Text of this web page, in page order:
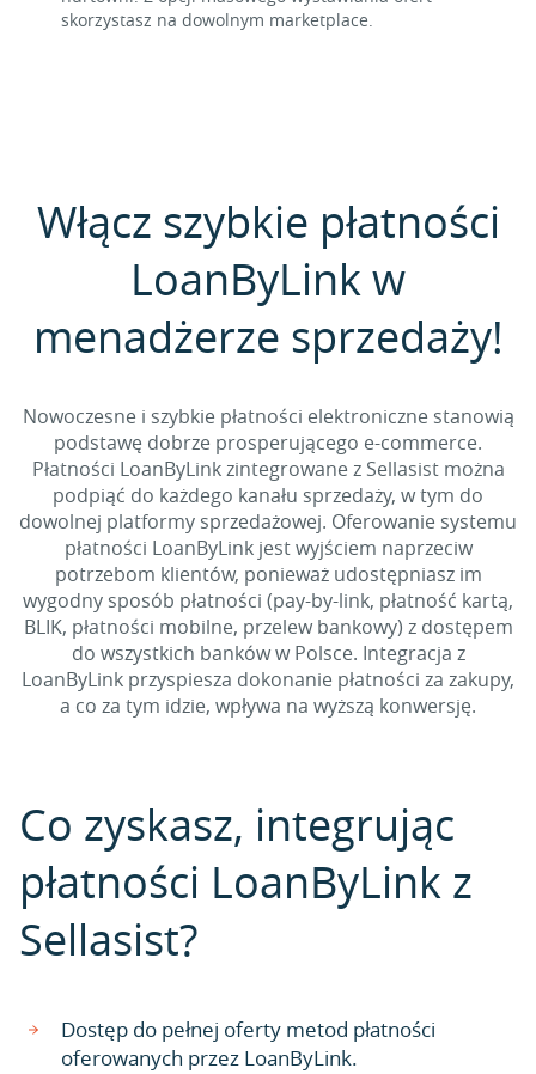
skorzystasz na dowolnym marketplace.
Włącz szybkie płatności
LoanByLink w
menadżerze sprzedaży!
Nowoczesne i szybkie płatności elektroniczne stanowią
podstawę dobrze prosperującego e-commerce.
Płatności LoanByLink zintegrowane z Sellasist można
podpiąć do każdego kanału sprzedaży, w tym do
dowolnej platformy sprzedażowej. Oferowanie systemu
płatności LoanByLink jest wyjściem naprzeciw
potrzebom klientów, ponieważ udostępniasz im
wygodny sposób płatności (pay-by-link, płatność kartą,
BLIK, płatności mobilne, przelew bankowy) z dostępem
do wszystkich banków w Polsce. Integracja z
LoanByLink przyspiesza dokonanie płatności za zakupy,
a co za tym idzie, wpływa na wyższą konwersję.
Co zyskasz, integrując
płatności LoanByLink z
Sellasist?
Dostęp do pełnej oferty metod płatności
oferowanych przez LoanByLink.